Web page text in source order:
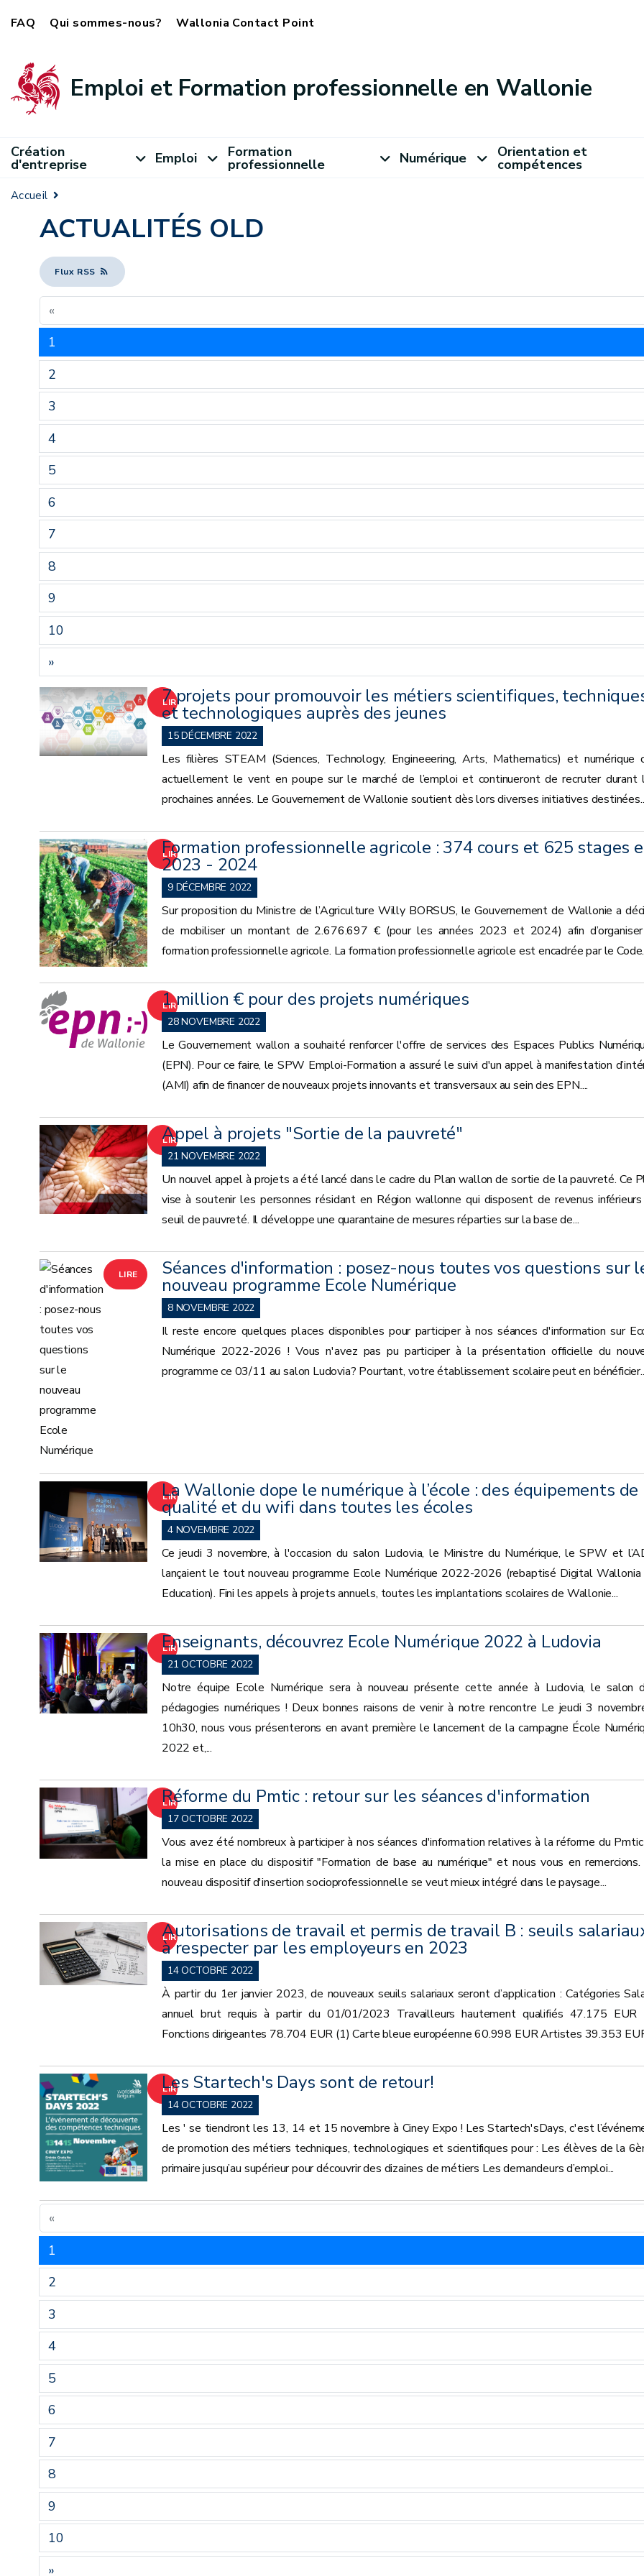
FAQ Qui sommes-nous? Wallonia Contact Point
Emploi et Formation professionnelle en Wallonie
Création
d'entreprise Emploi Formation
professionnelle Numérique Orientation et
compétences
Accueil
ACTUALITÉS OLD
Flux RSS
«
1
2
3
4
5
6
7
8
9
10
»
LIRE
LA
SUITE
7 projets pour promouvoir les métiers scientifiques,
et technologiques auprès des jeunes
15 DÉCEMBRE 2022
Les filières STEAM (Sciences, Technology, Engineeering, Arts, Mathematics) et numérique
actuellement le vent en poupe sur le marché de l’emploi et continueront de recruter durant
prochaines années. Le Gouvernement de Wallonie soutient dès lors diverses initiatives
LIRE
LA
SUITE
Formation professionnelle agricole : 374 cours et 625 stages
2023 - 2024
9 DÉCEMBRE 2022
Sur proposition du Ministre de l’Agriculture Willy BORSUS, le Gouvernement de Wallonie a
de mobiliser un montant de 2.676.697 € (pour les années 2023 et 2024) afin
formation professionnelle agricole. La formation professionnelle agricole est encadrée par le
LIRE
LA
SUITE
1 million € pour des projets numériques
28 NOVEMBRE 2022
Le Gouvernement wallon a souhaité renforcer l'offre de services des Espaces Publics
(EPN). Pour ce faire, le SPW Emploi-Formation a assuré le suivi d'un appel à manifestation
(AMI) afin de financer de nouveaux projets innovants et transversaux au sein des EPN....
LIRE
LA
SUITE
Appel à projets "Sortie de la pauvreté"
21 NOVEMBRE 2022
Un nouvel appel à projets a été lancé dans le cadre du Plan wallon de sortie de la pauvreté. Ce
vise à soutenir les personnes résidant en Région wallonne qui disposent de revenus inférieurs
seuil de pauvreté. Il développe une quarantaine de mesures réparties sur la base de...
LIRE Séances d'information : posez-nous toutes vos questions sur
nouveau programme Ecole Numérique
8 NOVEMBRE 2022
Il reste encore quelques places disponibles pour participer à nos séances d'information sur
Numérique 2022-2026 ! Vous n'avez pas pu participer à la présentation officielle du
programme ce 03/11 au salon Ludovia? Pourtant, votre établissement scolaire peut en
LIRE
LA
SUITE
La Wallonie dope le numérique à l’école : des équipements de
qualité et du wifi dans toutes les écoles
4 NOVEMBRE 2022
Ce jeudi 3 novembre, à l'occasion du salon Ludovia, le Ministre du Numérique, le SPW et
lançaient le tout nouveau programme Ecole Numérique 2022-2026 (rebaptisé Digital Wallonia
Education). Fini les appels à projets annuels, toutes les implantations scolaires de Wallonie...
LIRE
LA
SUITE
Enseignants, découvrez Ecole Numérique 2022 à Ludovia
21 OCTOBRE 2022
Notre équipe Ecole Numérique sera à nouveau présente cette année à Ludovia, le salon
pédagogies numériques ! Deux bonnes raisons de venir à notre rencontre Le jeudi 3
10h30, nous vous présenterons en avant première le lancement de la campagne École
2022 et,...
LIRE
LA
SUITE
Réforme du Pmtic : retour sur les séances d'information
17 OCTOBRE 2022
Vous avez été nombreux à participer à nos séances d'information relatives à la réforme du
la mise en place du dispositif "Formation de base au numérique" et nous vous en remercions.
nouveau dispositif d'insertion socioprofessionnelle se veut mieux intégré dans le paysage...
LIRE
LA
SUITE
Autorisations de travail et permis de travail B : seuils
à respecter par les employeurs en 2023
14 OCTOBRE 2022
À partir du 1er janvier 2023, de nouveaux seuils salariaux seront d’application : Catégories
annuel brut requis à partir du 01/01/2023 Travailleurs hautement qualifiés 47.175 EUR
Fonctions dirigeantes 78.704 EUR (1) Carte bleue européenne 60.998 EUR Artistes 39.353
LIRE
LA
SUITE
Les Startech's Days sont de retour!
14 OCTOBRE 2022
Les ' se tiendront les 13, 14 et 15 novembre à Ciney Expo ! Les Startech'sDays, c'est
de promotion des métiers techniques, technologiques et scientifiques pour : Les élèves de la
primaire jusqu’au supérieur pour découvrir des dizaines de métiers Les demandeurs d’emploi...
«
1
2
3
4
5
6
7
8
9
10
»